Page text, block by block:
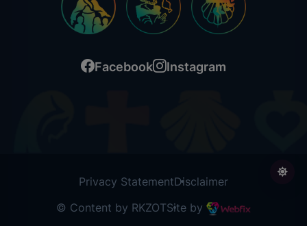
Facebook Instagram
Privacy StatementDisclaimer
© Content by RKZOTSite by